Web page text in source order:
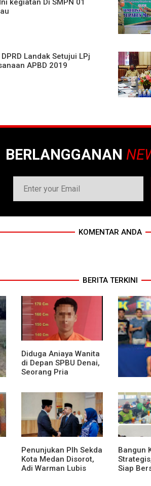
kegiatan Di SMPN 01
Landak Setujui LPj
APBD 2019
BERLANGGANAN
KOMENTAR ANDA
BERITA TERKINI
Diduga Aniaya Wanita
di Depan SPBU Denai,
Seorang Pria
Medan Area
Polsek
Sabu
Penunjukan Plh Sekda
Kota Medan Disorot,
Adi Warman Lubis
Bangun
Siap